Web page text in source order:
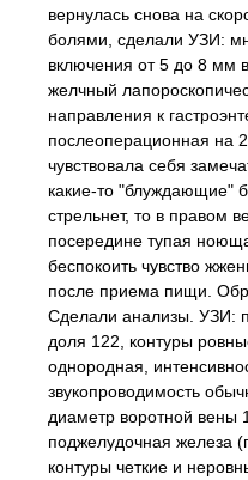
вернулась снова на
болями, сделали УЗИ:
включения от 5 до 8 мм
желчный
направления к
послеоперационная на
чувствовала себя
какие-то "блуждающие"
стрельнет, то в правом
посередине тупая
беспокоить чувство
после приема пищи.
Сделали анализы. УЗИ:
доля 122, контуры
однородная,
звукопроводимость
диаметр воротной вены
поджелудочная железа
контуры четкие и